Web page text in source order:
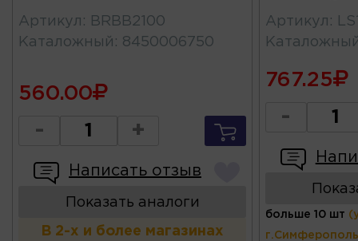
Артикул :
BRBB2100
Каталожный : 8450006750
560.00
- +
Написать отзыв
Показать аналоги
В 2-х и более магазинах
Артикул :
767.25
-
больше 10 шт